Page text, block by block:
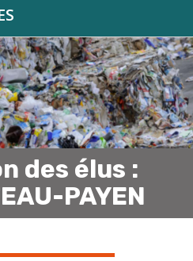
des élus :
PAYEN